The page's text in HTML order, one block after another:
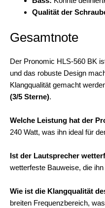
Qualität der
Gesamtnote
Der Pronomic HLS-560 BK
und das robuste Design
Klangqualität gemacht
(3/5 Sterne).
Welche Leistung hat der
240 Watt, was ihn ideal für
Ist der Lautsprecher
wetterfeste Bauweise, die
Wie ist die Klangqualität
breiten Frequenzbereich,